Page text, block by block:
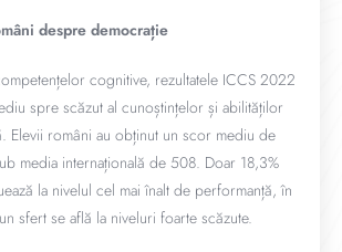
despre democrație
cognitive, rezultatele ICCS 2022
spre scăzut al cunoștințelor și abilităților
Elevii români au obținut un scor mediu de
media internațională de 508. Doar 18,3%
la nivelul cel mai înalt de performanță, în
sfert se află la niveluri foarte scăzute.